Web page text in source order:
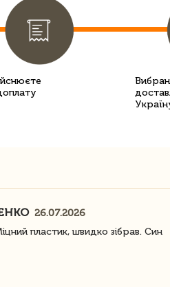
26.07.2026
пластик, швидко зібрав. Син